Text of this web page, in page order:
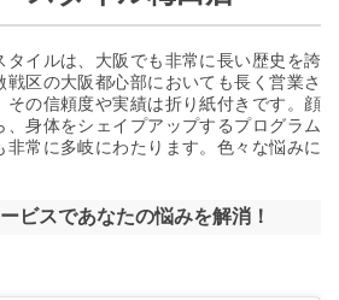
タイルは、大阪でも非常に長い歴史を誇
戦区の大阪都心部においても長く営業さ
その信頼度や実績は折り紙付きです。顔
、身体をシェイプアップするプログラム
非常に多岐にわたります。色々な悩みに
ビスであなたの悩みを解消！